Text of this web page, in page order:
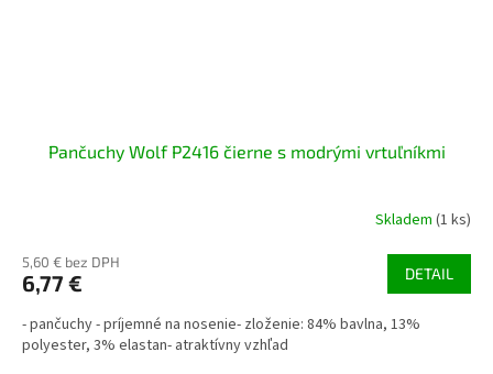
Pančuchy Wolf P2416 čierne s modrými vrtuľníkmi
Skladem (1 ks)
5,60 € bez DPH
6,77 € DETAIL
- pančuchy - príjemné na nosenie- zloženie: 84% bavlna, 13%
polyester, 3% elastan- atraktívny vzhľad